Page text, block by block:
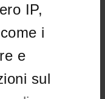
IP,
i
e
sul